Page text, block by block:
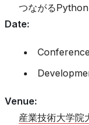
つながる
Date:
Venue:
産業技術大学院